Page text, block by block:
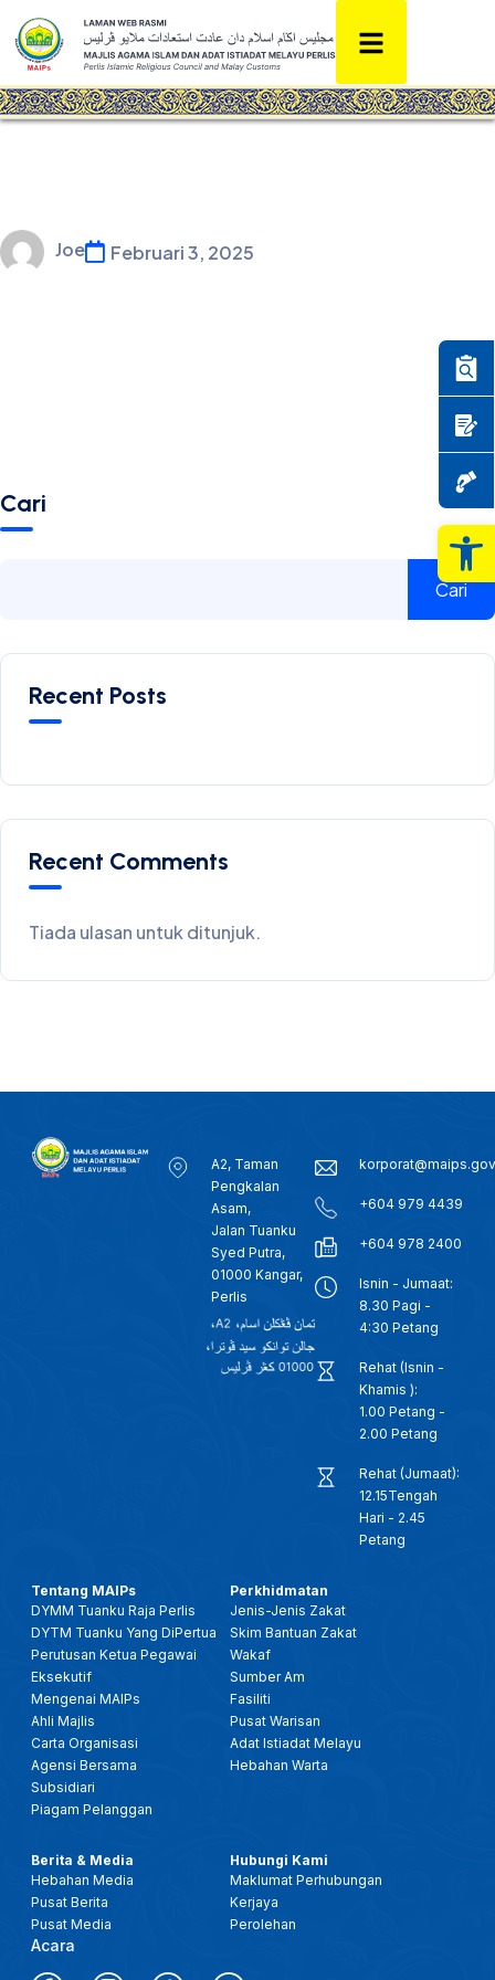
Joe Februari 3, 2025
Cari
Cari
Recent Posts
Recent Comments
Tiada ulasan untuk ditunjuk.
A2, Taman
Pengkalan
Asam,
Jalan Tuanku
Syed Putra,
01000 Kangar,
Perlis
+604 979 4439
+604 978 2400
Isnin - Jumaat:
8.30 Pagi -
4:30 Petang
Rehat (Isnin -
Khamis ):
1.00 Petang -
2.00 Petang
Rehat (Jumaat):
12.15Tengah
Hari - 2.45
Petang
Tentang MAIPs
DYMM Tuanku Raja Perlis
DYTM Tuanku Yang DiPertua
Perutusan Ketua Pegawai
Eksekutif
Mengenai MAIPs
Ahli Majlis
Carta Organisasi
Agensi Bersama
Subsidiari
Piagam Pelanggan
Perkhidmatan
Jenis-Jenis Zakat
Skim Bantuan Zakat
Wakaf
Sumber Am
Fasiliti
Pusat Warisan
Adat Istiadat Melayu
Hebahan Warta
Berita & Media
Hebahan Media
Pusat Berita
Pusat Media
Acara
Hubungi Kami
Maklumat Perhubungan
Kerjaya
Perolehan